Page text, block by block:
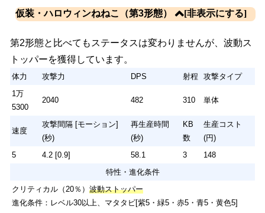
4.2 [0.9] 58.1 3
148
特性・入手方法
クリティカル（20％）
入手方法：ハロウィンガチャなど
1万
5300
2040
攻撃間隔 [モーション]
再生産時間
KB
生産コスト
5
特性
クリティカル（20％）
仮装・ハロウィンねねこ（第3形態）
第2形態と比べてもステータスは変わりませんが、波動ス
トッパーを獲得しています。
体力 攻撃力 DPS 射程
攻撃タイプ
1万
5300
2040 482 310 単体
速度
攻撃間隔 [モーション]
(秒)
再生産時間
(秒)
KB
数
生産コスト
(円)
5
4.2 [0.9] 58.1 3
148
特性・進化条件
クリティカル（20％） 波動ストッパー
進化条件：レベル30以上、マタタビ[紫5・緑5・赤5・青5・黄色5]